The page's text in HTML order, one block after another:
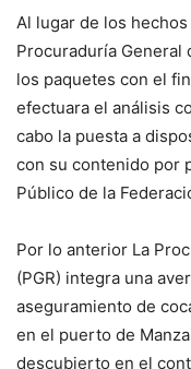
Al lugar de los
Procuraduría General
los paquetes con el
efectuara el análisis
cabo la puesta a
con su contenido por
Público de la
Por lo anterior La
(PGR) integra una
aseguramiento de
en el puerto de
descubierto en el